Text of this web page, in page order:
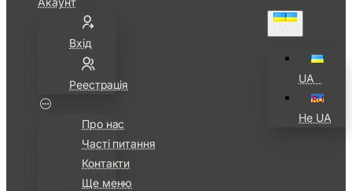
Вхід
Реестрація
Про нас
Часті питання
Контакти
Ще меню
UA⠀
Не UA